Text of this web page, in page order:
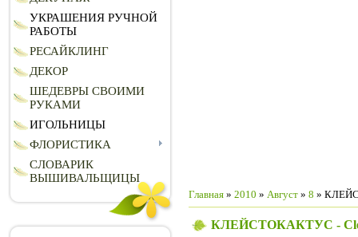
УКРАШЕНИЯ РУЧНОЙ
РАБОТЫ
РЕСАЙКЛИНГ
ДЕКОР
ШЕДЕВРЫ СВОИМИ
РУКАМИ
ИГОЛЬНИЦЫ
ФЛОРИСТИКА
СЛОВАРИК
ВЫШИВАЛЬЩИЦЫ
Главная » 2010 » Август » 8 »
КЛЕЙСТОКАКТУС -